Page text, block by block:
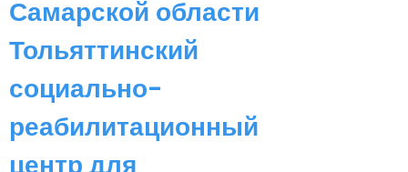
Самарской области
Тольяттинский
социально-
реабилитационный